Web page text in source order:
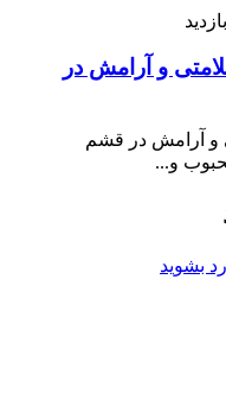
و آرامش در
و آرامش در قشم
و...
بشوید